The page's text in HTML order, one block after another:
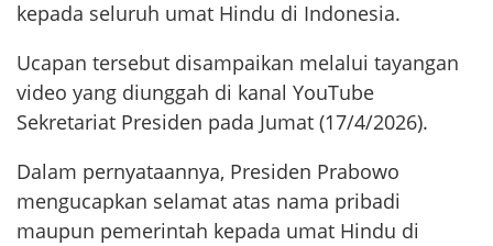
kepada seluruh umat Hindu di Indonesia.
Ucapan tersebut disampaikan melalui tayangan
video yang diunggah di kanal YouTube
Sekretariat Presiden pada Jumat (17/4/2026).
Dalam pernyataannya, Presiden Prabowo
mengucapkan selamat atas nama pribadi
maupun pemerintah kepada umat Hindu di